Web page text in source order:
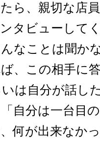
たら、親切な店
タビューして
なことは聞か
、この相手に
は自分が話し
自分は一台目
何が出来なか